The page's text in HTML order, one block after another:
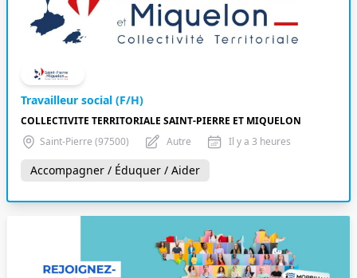
Travailleur social (F/H)
COLLECTIVITE TERRITORIALE SAINT-PIERRE ET MIQUELON
Saint-Pierre (97500)
Autre Il y a 3 heures
Accompagner / Éduquer / Aider